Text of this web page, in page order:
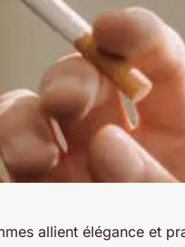
allient élégance et